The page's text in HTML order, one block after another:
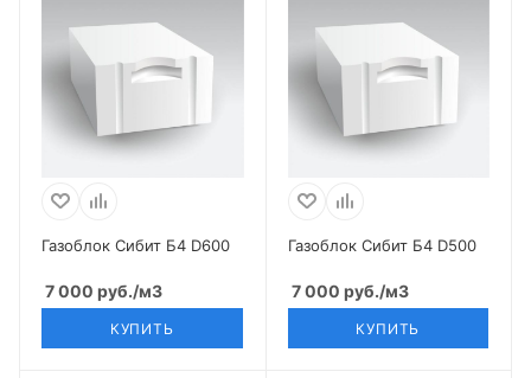
Газоблок Сибит Б4 D600
7 000 руб./м3
КУПИТЬ
Газоблок Сибит Б4 D500
7 000 руб./м3
КУПИТЬ